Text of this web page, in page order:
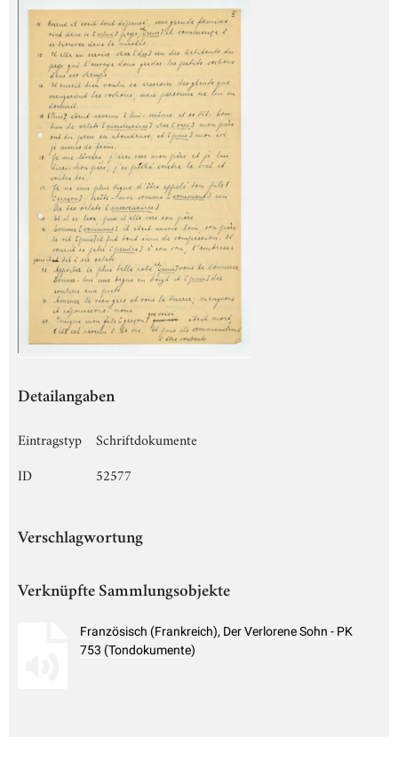
Detailangaben
Eintragstyp
Schriftdokumente
ID
52577
Verschlagwortung
Verknüpfte Sammlungsobjekte
Französisch (Frankreich), Der Verlorene Sohn - PK
753 (Tondokumente)